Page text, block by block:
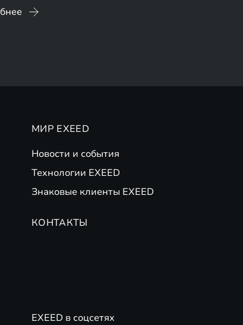
МИР EXEED
Новости и события
Технологии EXEED
Знаковые клиенты EXEED
КОНТАКТЫ
EXEED в соцсетях